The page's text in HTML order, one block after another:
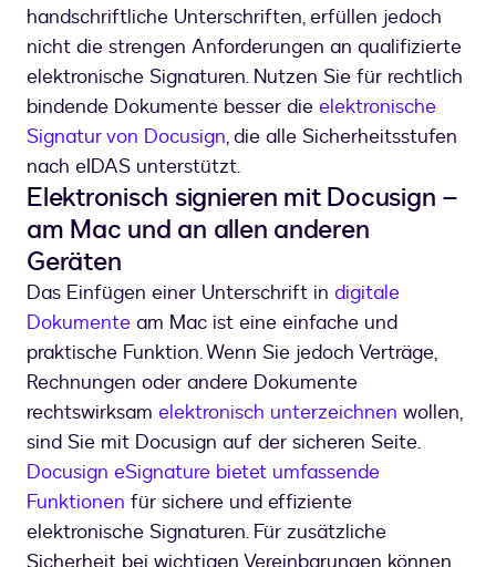
handschriftliche Unterschriften, erfüllen jedoch
nicht die strengen Anforderungen an qualifizierte
elektronische Signaturen. Nutzen Sie für rechtlich
bindende Dokumente besser die elektronische
Signatur von Docusign, die alle Sicherheitsstufen
nach eIDAS unterstützt.
Elektronisch signieren mit Docusign –
am Mac und an allen anderen
Geräten
Das Einfügen einer Unterschrift in digitale
Dokumente am Mac ist eine einfache und
praktische Funktion. Wenn Sie jedoch Verträge,
Rechnungen oder andere Dokumente
rechtswirksam elektronisch unterzeichnen wollen,
sind Sie mit Docusign auf der sicheren Seite.
Docusign eSignature bietet umfassende
Funktionen für sichere und effiziente
elektronische Signaturen. Für zusätzliche